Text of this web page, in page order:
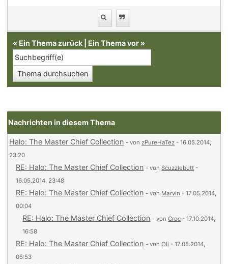
« Ein Thema zurück Ein Thema vor »
Nachrichten in diesem Thema
Halo: The Master Chief Collection - vonzPureHaTez - 16.05.2014,
23:20
RE: Halo: The Master Chief Collection - vonScuzzlebutt -
16.05.2014, 23:48
RE: Halo: The Master Chief Collection - von Marvin - 17.05.2014,
00:04
RE: Halo: The Master Chief Collection - vonCroc - 17.10.2014,
16:58
RE: Halo: The Master Chief Collection - vonOli - 17.05.2014,
05:53